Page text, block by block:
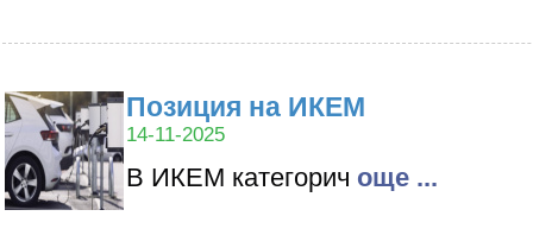
Позиция на ИКЕМ
14-11-2025
В ИКЕМ категорич oще ...